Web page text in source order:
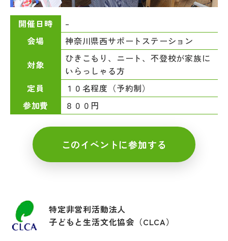
開催日時
–
会場
神奈川県西サポートステーション
対象
ひきこもり、ニート、不登校が家族に
いらっしゃる方
定員
１０名程度（予約制）
参加費
８００円
このイベントに参加する
特定非営利活動法人
子どもと生活文化協会（CLCA）